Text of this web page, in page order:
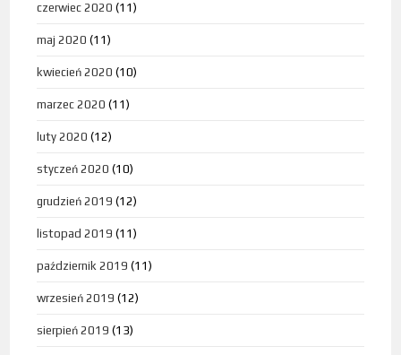
czerwiec 2020 (11)
maj 2020 (11)
kwiecień 2020 (10)
marzec 2020 (11)
luty 2020 (12)
styczeń 2020 (10)
grudzień 2019 (12)
listopad 2019 (11)
październik 2019 (11)
wrzesień 2019 (12)
sierpień 2019 (13)